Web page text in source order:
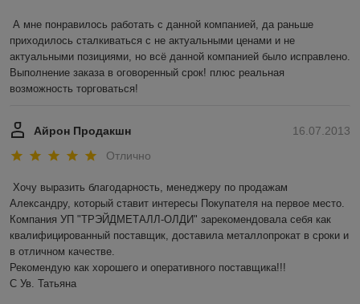
А мне понравилось работать с данной компанией, да раньше
приходилось сталкиваться с не актуальными ценами и не
актуальными позициями, но всё данной компанией было исправлено.
Выполнение заказа в оговоренный срок! плюс реальная
возможность торговаться!
16.07.2013
Айрон Продакшн
Отлично
Хочу выразить благодарность, менеджеру по продажам
Александру, который ставит интересы Покупателя на первое место.
Компания УП "ТРЭЙДМЕТАЛЛ-ОЛДИ" зарекомендовала себя как
квалифицированный поставщик, доставила металлопрокат в сроки и
в отличном качестве.
Рекомендую как хорошего и оперативного поставщика!!!
С Ув. Татьяна